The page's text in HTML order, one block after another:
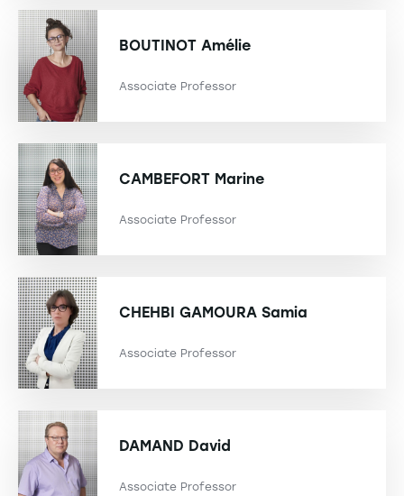
BOUTINOT Amélie
Associate Professor
CAMBEFORT Marine
Associate Professor
CHEHBI GAMOURA Samia
Associate Professor
DAMAND David
Associate Professor